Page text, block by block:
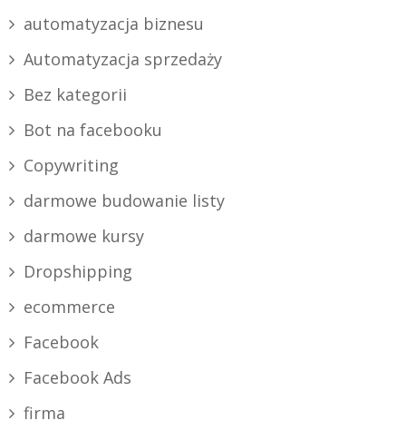
automatyzacja biznesu
Automatyzacja sprzedaży
Bez kategorii
Bot na facebooku
Copywriting
darmowe budowanie listy
darmowe kursy
Dropshipping
ecommerce
Facebook
Facebook Ads
firma